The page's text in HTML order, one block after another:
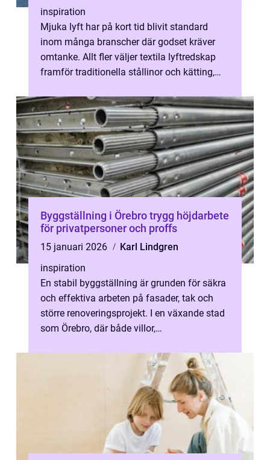
inspiration
Mjuka lyft har på kort tid blivit standard
inom många branscher där godset kräver
omtanke. Allt fler väljer textila lyftredskap
framför traditionella stållinor och kätting,
Byggställning i Örebro trygg höjdarbete
för privatpersoner och proffs
15 januari 2026
Karl Lindgren
inspiration
En stabil byggställning är grunden för säkra
och effektiva arbeten på fasader, tak och
större renoveringsprojekt. I en växande stad
som Örebro, där både villor,